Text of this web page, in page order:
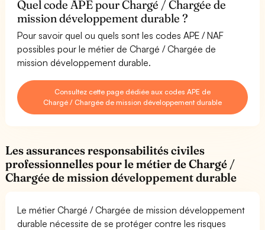
Quel code APE pour Chargé / Chargée de
mission développement durable ?
Pour savoir quel ou quels sont les codes APE / NAF
possibles pour le métier de Chargé / Chargée de
mission développement durable.
Consultez cette page dédiée aux codes APE de
Chargé / Chargée de mission développement durable
Les assurances responsabilités civiles
professionnelles pour le métier de Chargé /
Chargée de mission développement durable
Le métier Chargé / Chargée de mission développement
durable nécessite de se protéger contre les risques